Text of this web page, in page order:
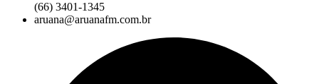
(66) 3401-1345
aruana@aruanafm.com.br